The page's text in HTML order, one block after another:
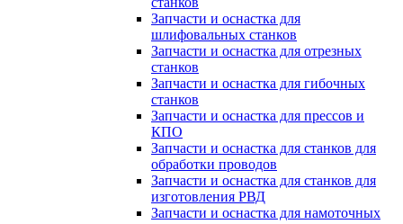
Запчасти и оснастка для
шлифовальных станков
Запчасти и оснастка для отрезных
станков
Запчасти и оснастка для гибочных
станков
Запчасти и оснастка для прессов и
КПО
Запчасти и оснастка для станков для
обработки проводов
Запчасти и оснастка для станков для
изготовления РВД
Запчасти и оснастка для намоточных